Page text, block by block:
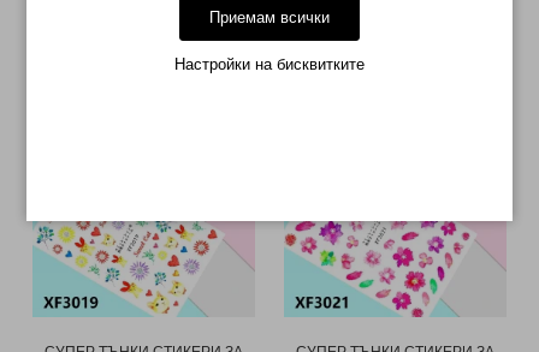
МОЖЕ ДА ХАРЕСАТЕ ОЩЕ
Приемам всички
Настройки на бисквитките